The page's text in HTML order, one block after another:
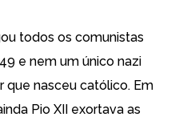
todos os comunistas
e nem um único nazi
que nasceu católico. Em
Pio XII exortava as